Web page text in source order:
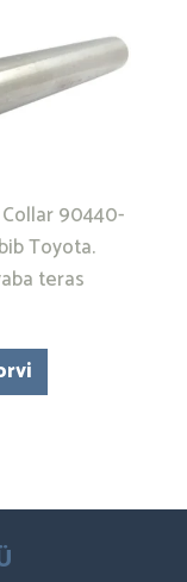
90440-
Toyota.
teras